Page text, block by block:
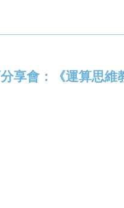
享會：《運算思維